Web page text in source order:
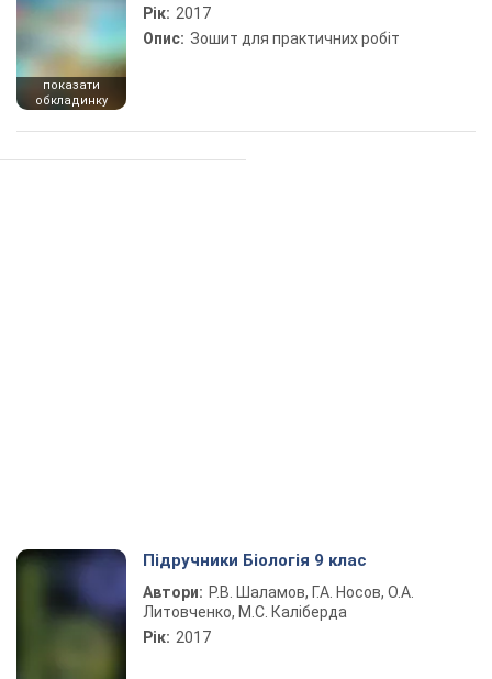
показати
обкладинку
Рік: 2017
Опис: Зошит для практичних робіт
Підручники Біологія 9 клас
Автори: Р.В. Шаламов, Г.А. Носов, О.А.
Литовченко, М.С. Каліберда
Рік: 2017